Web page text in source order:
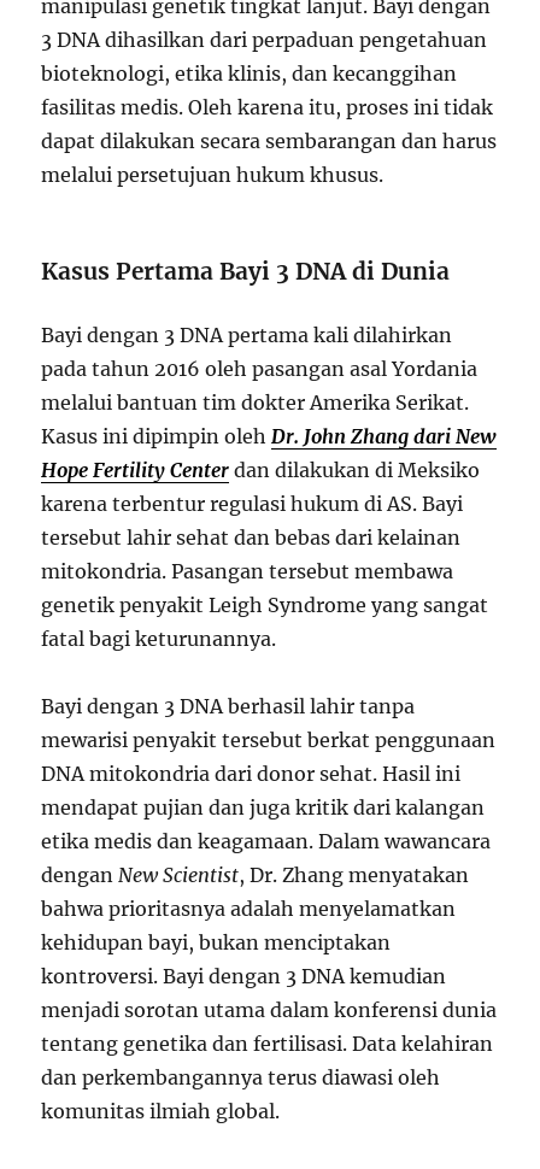
manipulasi genetik tingkat lanjut. Bayi dengan
3 DNA dihasilkan dari perpaduan pengetahuan
bioteknologi, etika klinis, dan kecanggihan
fasilitas medis. Oleh karena itu, proses ini tidak
dapat dilakukan secara sembarangan dan harus
melalui persetujuan hukum khusus.
Kasus Pertama Bayi 3 DNA di Dunia
Bayi dengan 3 DNA pertama kali dilahirkan
pada tahun 2016 oleh pasangan asal Yordania
melalui bantuan tim dokter Amerika Serikat.
Kasus ini dipimpin oleh Dr. John Zhang dari New
Hope Fertility Center dan dilakukan di Meksiko
karena terbentur regulasi hukum di AS. Bayi
tersebut lahir sehat dan bebas dari kelainan
mitokondria. Pasangan tersebut membawa
genetik penyakit Leigh Syndrome yang sangat
fatal bagi keturunannya.
Bayi dengan 3 DNA berhasil lahir tanpa
mewarisi penyakit tersebut berkat penggunaan
DNA mitokondria dari donor sehat. Hasil ini
mendapat pujian dan juga kritik dari kalangan
etika medis dan keagamaan. Dalam wawancara
dengan New Scientist, Dr. Zhang menyatakan
bahwa prioritasnya adalah menyelamatkan
kehidupan bayi, bukan menciptakan
kontroversi. Bayi dengan 3 DNA kemudian
menjadi sorotan utama dalam konferensi dunia
tentang genetika dan fertilisasi. Data kelahiran
dan perkembangannya terus diawasi oleh
komunitas ilmiah global.